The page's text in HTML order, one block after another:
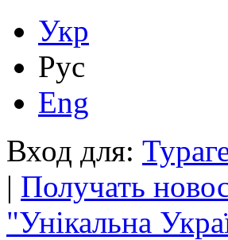
Укр
Рус
Eng
Вход для:
| Получать
"Унікальна